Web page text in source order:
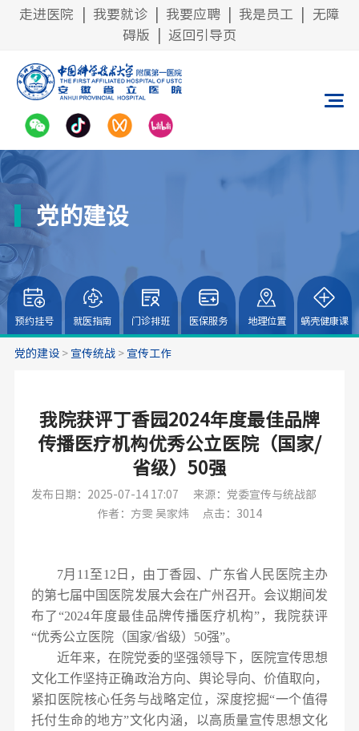
走进医院 我要就诊 我要应聘 我是员工
无障
碍版
返回引导页
党的建设
预约挂号 就医指南 门诊排班 医保服务 地理位置 蜗壳健康课
党的建设> 宣传统战> 宣传工作
我院获评丁香园2024年度最佳品牌
传播医疗机构优秀公立医院（国家/
省级）50强
发布日期：2025-07-14 17:07
来源：党委宣传与统战部
作者：方雯 吴家炜
点击：3014
7月11至12日，由丁香园、广东省人民医院主办
的第七届中国医院发展大会在广州召开。会议期间发
布了“2024年度最佳品牌传播医疗机构”，我院获评
“优秀公立医院（国家/省级）50强”。
近年来，在院党委的坚强领导下，医院宣传思想
文化工作坚持正确政治方向、舆论导向、价值取向，
紧扣医院核心任务与战略定位，深度挖掘“一个值得
托付生命的地方”文化内涵，以高质量宣传思想文化